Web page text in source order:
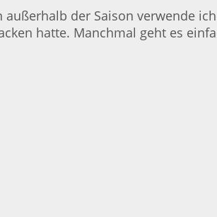
der Saison verwende
hatte. Manchmal geht es